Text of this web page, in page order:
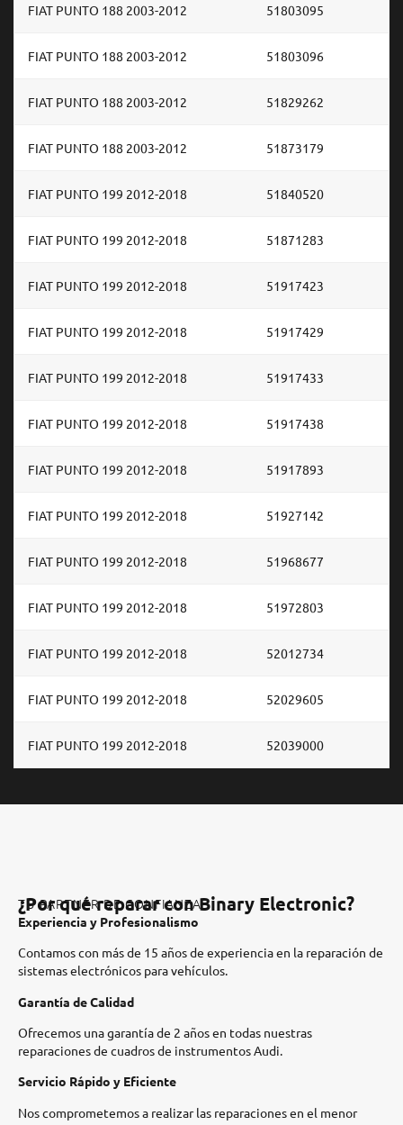
FIAT PUNTO 188 2003-2012 51803095
FIAT PUNTO 188 2003-2012 51803096
FIAT PUNTO 188 2003-2012 51829262
FIAT PUNTO 188 2003-2012 51873179
FIAT PUNTO 199 2012-2018 51840520
FIAT PUNTO 199 2012-2018 51871283
FIAT PUNTO 199 2012-2018 51917423
FIAT PUNTO 199 2012-2018 51917429
FIAT PUNTO 199 2012-2018 51917433
FIAT PUNTO 199 2012-2018 51917438
FIAT PUNTO 199 2012-2018 51917893
FIAT PUNTO 199 2012-2018 51927142
FIAT PUNTO 199 2012-2018 51968677
FIAT PUNTO 199 2012-2018 51972803
FIAT PUNTO 199 2012-2018 52012734
FIAT PUNTO 199 2012-2018 52029605
FIAT PUNTO 199 2012-2018 52039000
TU PARTNER DE CONFIANZA
¿Por qué reparar con Binary Electronic?
Experiencia y Profesionalismo
Contamos con más de 15 años de experiencia en la reparación de
sistemas electrónicos para vehículos.​
Garantía de Calidad
Ofrecemos una garantía de 2 años en todas nuestras
reparaciones de cuadros de instrumentos Audi.​
Servicio Rápido y Eficiente
Nos comprometemos a realizar las reparaciones en el menor